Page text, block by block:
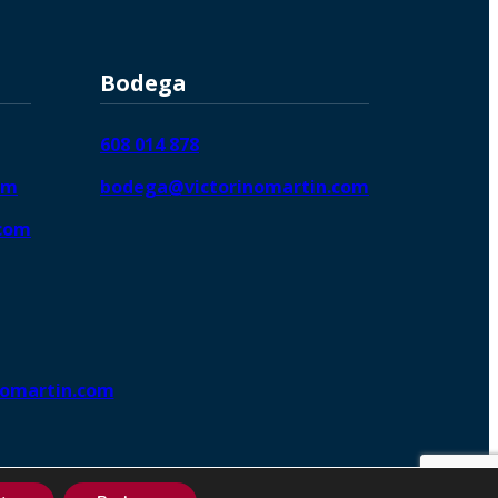
Bodega
608 014 878
bodega@victorinomartin.com
DigitalGrowthⓇ